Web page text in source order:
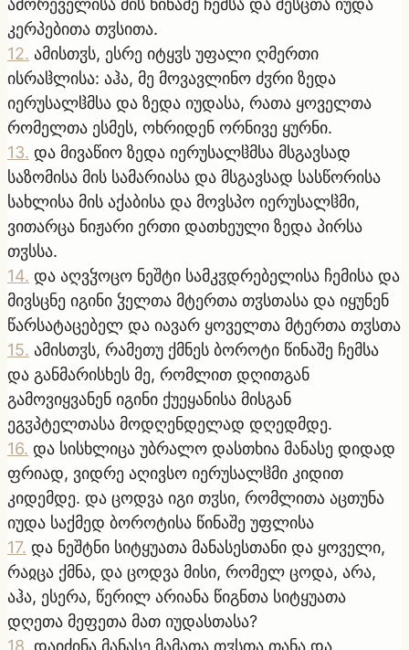
ამორეველისა მის წინაშე ჩემსა და შესცთა იუდა
კერპებითა თჳსითა.
12. ამისთჳს, ესრე იტყჳს უფალი ღმერთი
ისრაჱლისა: აჰა, მე მოვავლინო ძჳრი ზედა
იერუსალჱმსა და ზედა იუდასა, რათა ყოველთა
რომელთა ესმეს, ოხრიდენ ორნივე ყურნი.
13. და მივაწიო ზედა იერუსალჱმსა მსგავსად
საზომისა მის სამარიასა და მსგავსად სასწორისა
სახლისა მის აქაბისა და მოვსპო იერუსალჱმი,
ვითარცა ნიჟარი ერთი დათხეული ზედა პირსა
თჳსსა.
14. და აღვჴოცო ნეშტი სამკჳდრებელისა ჩემისა და
მივსცნე იგინი ჴელთა მტერთა თჳსთასა და იყუნენ
წარსატაცებელ და იავარ ყოველთა მტერთა თჳსთა
15. ამისთჳს, რამეთუ ქმნეს ბოროტი წინაშე ჩემსა
და განმარისხეს მე, რომლით დღითგან
გამოვიყვანენ იგინი ქუეყანისა მისგან
ეგჳპტელთასა მოდღენდელად დღედმდე.
16. და სისხლიცა უბრალო დასთხია მანასე დიდად
ფრიად, ვიდრე აღივსო იერუსალჱმი კიდით
კიდემდე. და ცოდვა იგი თჳსი, რომლითა აცთუნა
იუდა საქმედ ბოროტისა წინაშე უფლისა
17. და ნეშტნი სიტყუათა მანასესთანი და ყოველი,
რაჲცა ქმნა, და ცოდვა მისი, რომელ ცოდა, არა,
აჰა, ესერა, წერილ არიანა წიგნთა სიტყუათა
დღეთა მეფეთა მათ იუდასთასა?
18. დაიძინა მანასე მამათა თჳსთა თანა და